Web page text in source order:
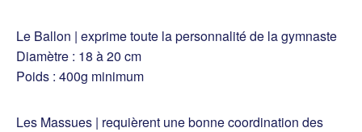
Le Ballon | exprime toute la personnalité de la gymnaste
Diamètre : 18 à 20 cm
Poids : 400g minimum
Les Massues | requièrent une bonne coordination des